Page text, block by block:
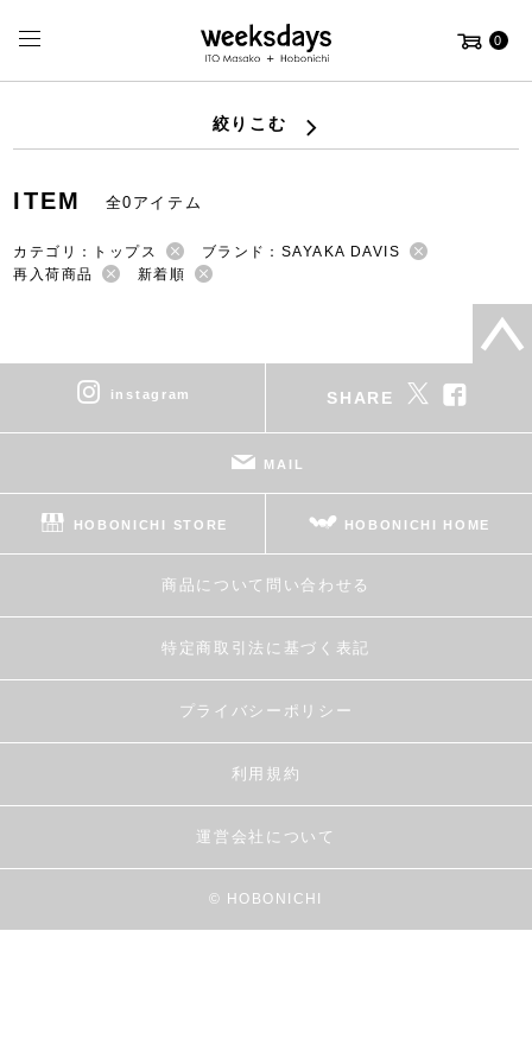
0
絞りこむ
ITEM 全0アイテム
カテゴリ：トップス
ブランド：SAYAKA DAVIS
再入荷商品
新着順
instagram SHARE
MAIL
HOBONICHI STORE HOBONICHI HOME
商品について問い合わせる
特定商取引法に基づく表記
プライバシーポリシー
利用規約
運営会社について
© HOBONICHI